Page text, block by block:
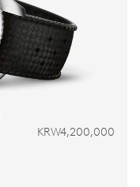
KRW4,200,000